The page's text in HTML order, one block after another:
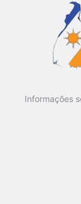
Informações